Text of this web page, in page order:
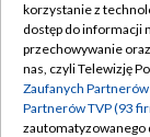
Abonament
Emisja w TVP
Centrum
korzystanie z
dostęp do informacji
przechowywanie
nas, czyli Telewizję
Zaufanych
Partnerów TVP (93
zautomatyzowanego